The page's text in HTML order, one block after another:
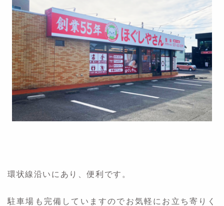
環状線沿いにあり、便利です。
駐車場も完備していますのでお気軽にお立ち寄りく